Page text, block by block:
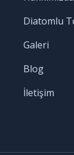
Diatomlu
Galeri
Blog
İletişim